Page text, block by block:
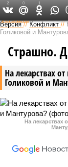
Версия //Конфликт //
Голиковой и
На лекарствах
Голиковой и
Страшно.
На лекарствах
2 0 1